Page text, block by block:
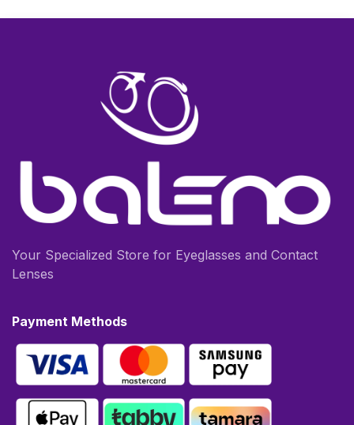
Your Specialized Store for Eyeglasses and Contact
Lenses
Payment Methods